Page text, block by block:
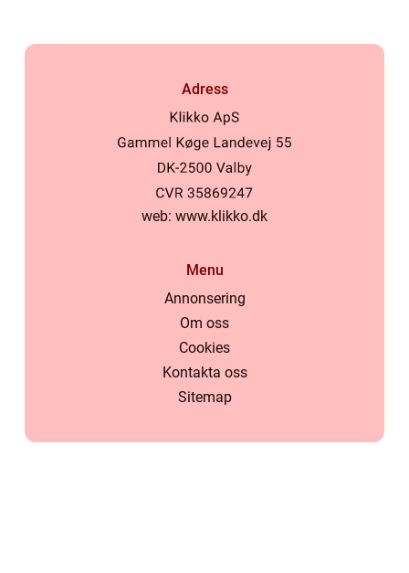
Adress
web: www.klikko.dk
Menu
Annonsering
Om oss
Cookies
Kontakta oss
Sitemap